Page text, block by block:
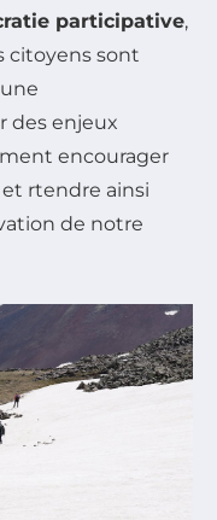
participative,
citoyens sont
des enjeux
encourager
rtendre ainsi
de notre